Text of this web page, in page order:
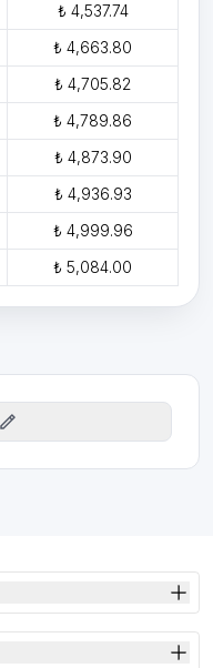
₺ 4,537.74
₺ 4,663.80
₺ 4,705.82
₺ 4,789.86
₺ 4,873.90
₺ 4,936.93
₺ 4,999.96
₺ 5,084.00